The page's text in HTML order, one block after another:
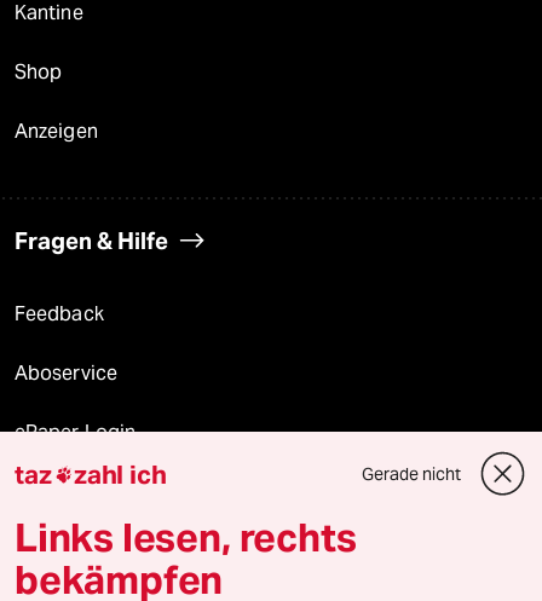
Kantine
Shop
Anzeigen
Fragen & Hilfe
Feedback
Aboservice
ePaper Login
Downloads für Abonnierende
taz zahl ich Gerade nicht
Links lesen, rechts
bekämpfen